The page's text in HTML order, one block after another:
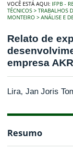
VOCÊ ESTÁ AQUI: IFPB -
TÉCNICOS
TRABALHOS
MONTEIRO
ANÁLISE E
Relato de
empresa
Lira, Jan Joris
Resumo